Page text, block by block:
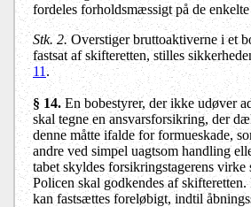
fordeles forholdsmæssigt på de enkelte
Stk. 2.Overstiger bruttoaktiverne i et
fastsat af skifteretten, stilles
11 .
§ 14.En bobestyrer, der ikke udøver
skal tegne en ansvarsforsikring, der
denne måtte ifalde for formueskade,
andre ved simpel uagtsom handling
tabet skyldes forsikringstagerens virke
Policen skal godkendes af
kan fastsættes foreløbigt, indtil